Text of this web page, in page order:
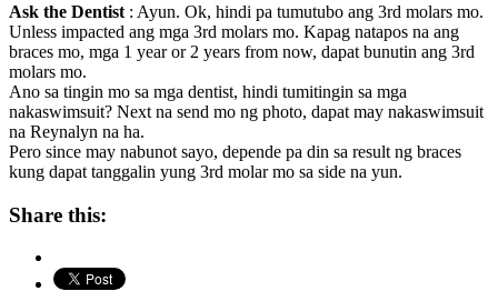
Ask the Dentist : Ayun. Ok, hindi pa tumutubo ang 3rd molars mo.
Unless impacted ang mga 3rd molars mo. Kapag natapos na ang
braces mo, mga 1 year or 2 years from now, dapat bunutin ang 3rd
molars mo.
Ano sa tingin mo sa mga dentist, hindi tumitingin sa mga
nakaswimsuit? Next na send mo ng photo, dapat may nakaswimsuit
na Reynalyn na ha.
Pero since may nabunot sayo, depende pa din sa result ng braces
kung dapat tanggalin yung 3rd molar mo sa side na yun.
Share this: